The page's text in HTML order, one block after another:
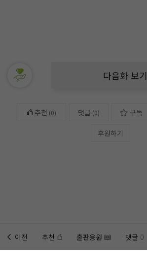
다음화 보기
추천 (0) 댓글 (0) 구독
후원하기
이전 추천 출판응원 댓글 0
홈에미노벨 웹추가하기